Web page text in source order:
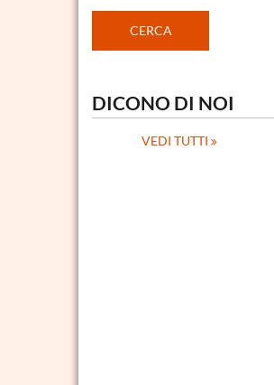
DICONO DI NOI
VEDI TUTTI